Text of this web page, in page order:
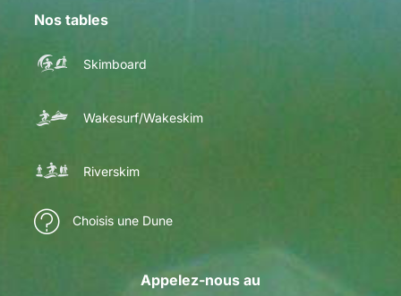
Nos tables
Skimboard
Wakesurf/Wakeskim
Riverskim
Choisis une Dune
Appelez-nous au